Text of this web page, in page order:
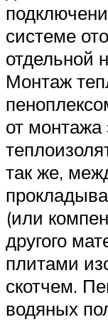
системе
отдельной
Монтаж
от монтажа
так же,
(или
другого
плитами
скотчем.
водяных